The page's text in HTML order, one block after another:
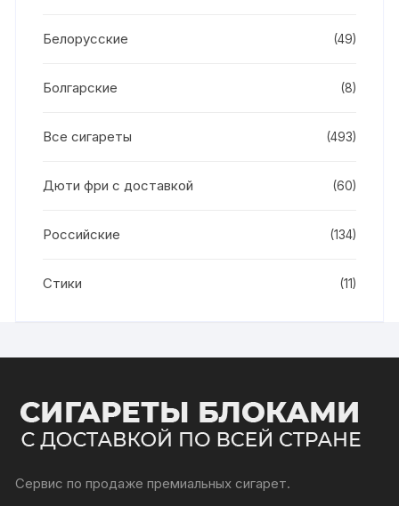
Белорусские (49)
Болгарские (8)
Все сигареты (493)
Дюти фри с доставкой (60)
Российские (134)
Стики (11)
Сервис по продаже премиальных сигарет.